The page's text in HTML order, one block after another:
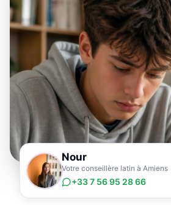
Nour
Votre conseillère latin à Amiens
+33 7 56 95 28 66